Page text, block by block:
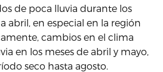
de poca lluvia durante los
abril, en especial en la región
cambios en el clima
en los meses de abril y mayo,
seco hasta agosto.